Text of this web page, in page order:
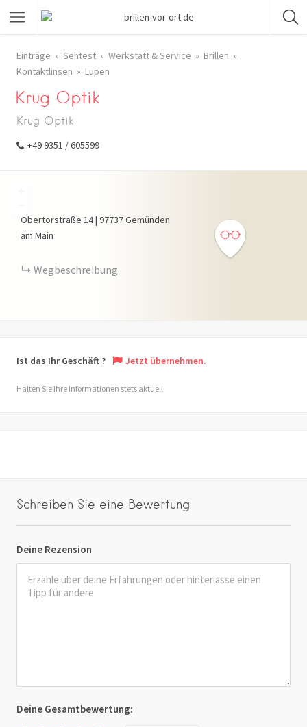
Einträge Sehtest Werkstatt & Service
Brillen
Kontaktlinsen
Lupen
Krug Optik
Krug Optik
+49 9351 / 605599
Obertorstraße 14| 97737Gemünden
am Main
Wegbeschreibung
Ist das Ihr Geschäft ? Jetzt übernehmen.
Halten Sie Ihre Informationen stets aktuell.
Schreiben Sie eine Bewertung
Deine Rezension
Deine Gesamtbewertung: